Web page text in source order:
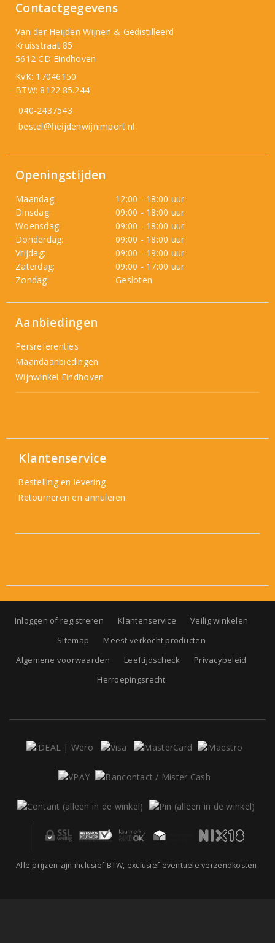
Contactgegevens
Van der Heijden Wijnen & Gedistilleerd
Kruisstraat 85
5612 CD Eindhoven
KvK: 17046150
BTW: 8122.85.244
040-2437543
bestel@heijdenwijnimport.nl
Openingstijden
Maandag:
12:00 - 18:00 uur
Dinsdag:
09:00 - 18:00 uur
Woensdag:
09:00 - 18:00 uur
Donderdag:
09:00 - 18:00 uur
Vrijdag:
09:00 - 19:00 uur
Zaterdag:
09:00 - 17:00 uur
Zondag:
Gesloten
Aanbiedingen
Persreferenties
Maandaanbiedingen
Wijnwinkel Eindhoven
Klantenservice
Bestelling en levering
Retourneren en annuleren
Inloggen of registreren Klantenservice
Veilig winkelen
Sitemap
Meest verkocht producten
Algemene voorwaarden
Leeftijdscheck
Privacybeleid
Herroepingsrecht
Alle prijzen zijn inclusief BTW, exclusief eventuele verzendkosten.